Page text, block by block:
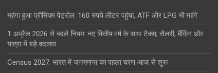
महंगा हुआ प्रीमियम पेट्रोल: 160 रुपये लीटर पहुंचा, ATF और LPG भी महंगे
1 अप्रैल 2026 से बदले नियम: नए वित्तीय वर्ष के साथ टैक्स, सैलरी, बैंकिंग और
यात्रा में बड़े बदलाव
Census 2027: भारत में जनगणना का पहला चरण आज से शुरू